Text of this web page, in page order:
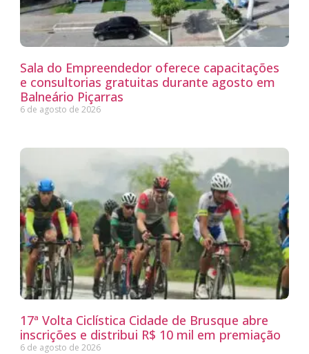
Sala do Empreendedor oferece capacitações
e consultorias gratuitas durante agosto em
Balneário Piçarras
6 de agosto de 2026
17ª Volta Ciclística Cidade de Brusque abre
inscrições e distribui R$ 10 mil em premiação
6 de agosto de 2026